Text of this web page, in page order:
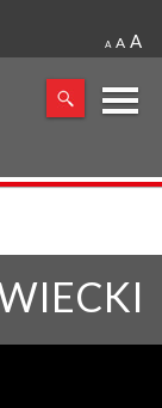
A A A
X